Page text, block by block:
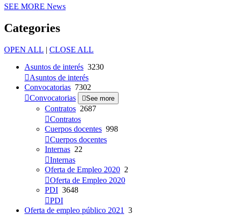
SEE MORE News
Categories
OPEN ALL | CLOSE ALL
Asuntos de interés 3230
Asuntos de interés
Convocatorias 7302
Convocatorias
See more
Contratos 2687
Contratos
Cuerpos docentes 998
Cuerpos docentes
Internas 22
Internas
Oferta de Empleo 2020 2
Oferta de Empleo 2020
PDI 3648
PDI
Oferta de empleo público 2021
3